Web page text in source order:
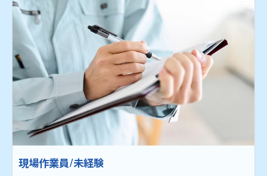
現場作業員/未経験